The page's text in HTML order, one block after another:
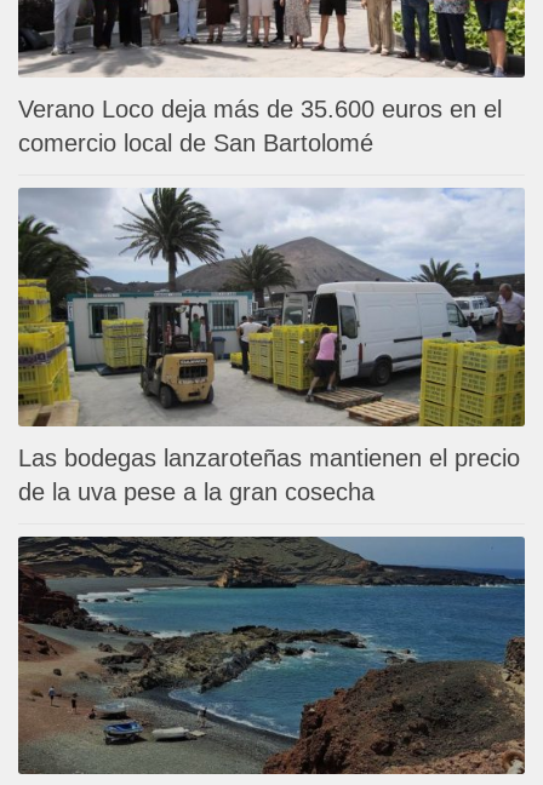
Verano Loco deja más de 35.600 euros en el
comercio local de San Bartolomé
Las bodegas lanzaroteñas mantienen el precio
de la uva pese a la gran cosecha